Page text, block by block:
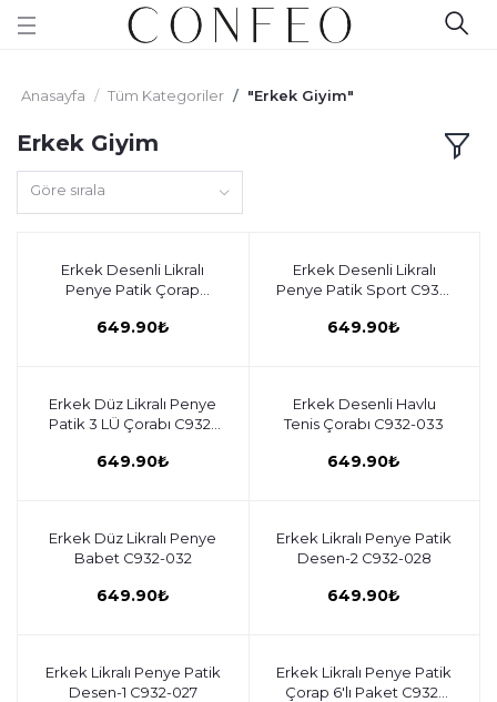
Anasayfa Tüm Kategoriler "Erkek Giyim"
Erkek Giyim
Göre sırala
Sepete ekle
Erkek Desenli Likralı
Penye Patik Çorap
649.90₺
Sepete ekle
Erkek Desenli Likralı
Penye Patik Sport C932-
649.90₺
Sepete ekle
Erkek Düz Likralı Penye
Patik 3 LÜ Çorabı C932-
649.90₺
Sepete ekle
Erkek Desenli Havlu
Tenis Çorabı C932-033
649.90₺
Sepete ekle
Erkek Düz Likralı Penye
Babet C932-032
649.90₺
Sepete ekle
Erkek Likralı Penye Patik
Desen-2 C932-028
649.90₺
Sepete ekle
Erkek Likralı Penye Patik
Desen-1 C932-027
Sepete ekle
Erkek Likralı Penye Patik
Çorap 6'lı Paket C932-